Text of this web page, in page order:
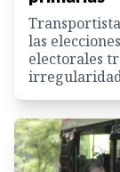
las
electorales